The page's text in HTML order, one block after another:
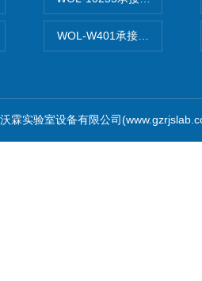
WOL-W401承接食品QS认
霖实验室设备有限公司